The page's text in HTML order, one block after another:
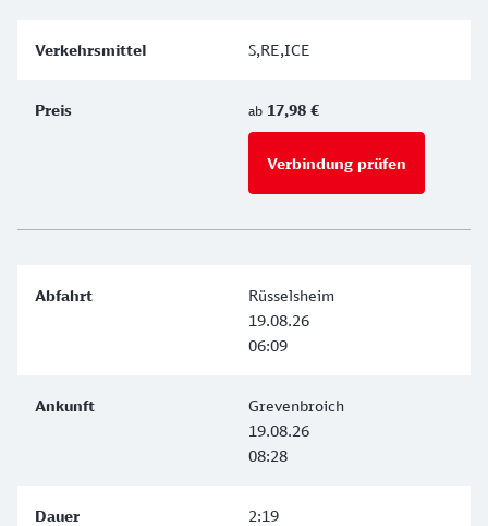
S,RE,ICE
ab 17,98 €
Verbindung prüfen
Rüsselsheim
19.08.26
06:09
Grevenbroich
19.08.26
08:28
2:19